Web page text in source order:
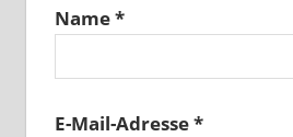
Name*
E-Mail-Adresse*